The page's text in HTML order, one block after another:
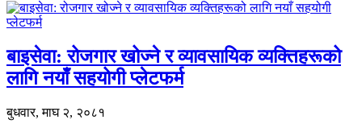
बाइसेवा: रोजगार खोज्ने र व्यावसायिक व्यक्तिहरूको
लागि नयाँ सहयोगी प्लेटफर्म
बुधवार, माघ २, २०८१